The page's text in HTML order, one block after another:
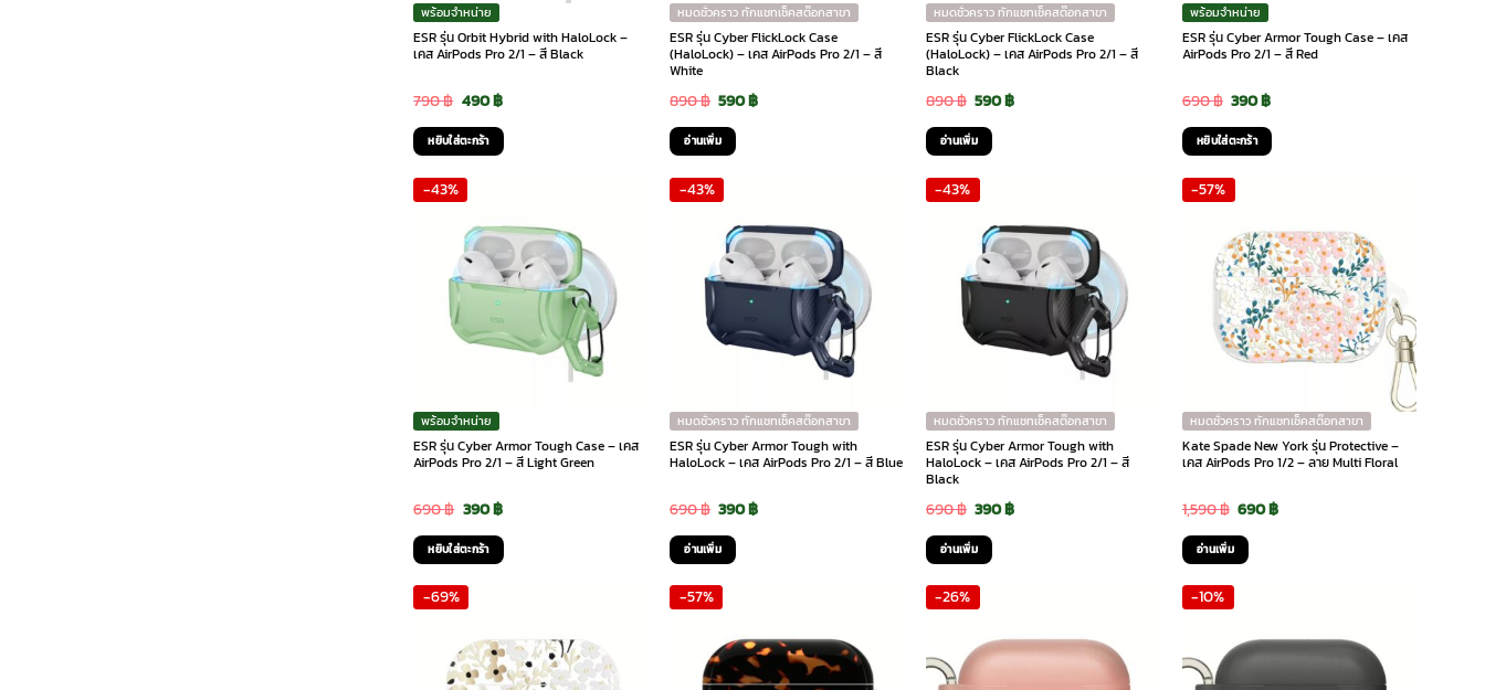
พร้อมจำหน่าย
ESR รุ่น Orbit Hybrid with HaloLock –
เคส AirPods Pro 2/1 – สี Black
790฿ Original
price
was:
490฿Current
price
is:
หยิบใส่ตะกร้า
หมดชั่วคราว ทักแชทเช็คสต๊อกสาขา
ESR รุ่น Cyber FlickLock Case
(HaloLock) – เคส AirPods Pro 2/1 – สี
White
890฿ Original
price
was:
590฿Current
อ่านเพิ่ม
หมดชั่วคราว ทักแชทเช็คสต๊อกสาขา
ESR รุ่น Cyber FlickLock Case
(HaloLock) – เคส AirPods Pro 2/1 – สี
Black
890฿ Original
price
was:
590฿Current
อ่านเพิ่ม
พร้อมจำหน่าย
ESR รุ่น Cyber Armor Tough Case – เคส
AirPods Pro 2/1 – สี Red
690฿ Original
price
was:
390฿Current
price
หยิบใส่ตะกร้า
-43%
พร้อมจำหน่าย
ESR รุ่น Cyber Armor Tough Case – เคส
AirPods Pro 2/1 – สี Light Green
690฿ Original
price
was:
690 ฿.
390฿Current
price
is:
หยิบใส่ตะกร้า
-43%
หมดชั่วคราว ทักแชทเช็คสต๊อกสาขา
ESR รุ่น Cyber Armor Tough with
HaloLock – เคส AirPods Pro 2/1 – สี Blue
690฿ Original
price
was:
690 ฿.
390฿Current
อ่านเพิ่ม
-43%
หมดชั่วคราว ทักแชทเช็คสต๊อกสาขา
ESR รุ่น Cyber Armor Tough with
HaloLock – เคส AirPods Pro 2/1 – สี
Black
690฿ Original
price
was:
690 ฿.
390฿Current
อ่านเพิ่ม
-57%
หมดชั่วคราว ทักแชทเช็คสต๊อกสาขา
Kate Spade New York รุ่น Protective –
เคส AirPods Pro 1/2 – ลาย Multi Floral
1,590฿ Original
price
was:
690฿Current
อ่านเพิ่ม
-69% -57% -26% -10%